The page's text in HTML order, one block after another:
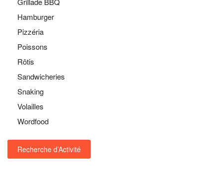
Hamburger
Pizzéria
Poissons
Rôtis
Sandwicheries
Snaking
Volailles
Wordfood
Recherche d’Activité